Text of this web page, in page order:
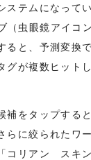
ステムになって
（虫眼鏡アイコ
ると、予測変換
グが複数ヒットし
補をタップする
らに絞られたワ
コリアン スキ